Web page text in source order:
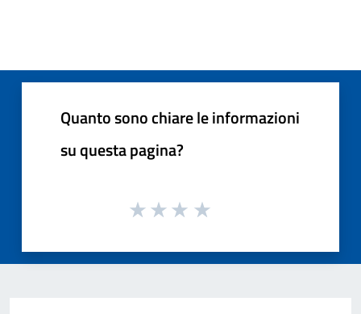
Quanto sono chiare le informazioni
su questa pagina?